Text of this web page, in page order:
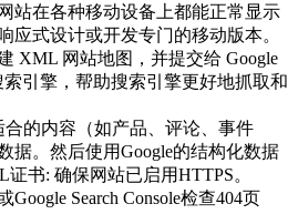
站在各种移动设备上都能正常显示
应式设计或开发专门的移动版本。
XML 网站地图，并提交给 Google
索引擎，帮助搜索引擎更好地抓取和
的内容（如产品、评论、事件
据。然后使用Google的结构化数据
书: 确保网站已启用HTTPS。
Google Search Console检查404页